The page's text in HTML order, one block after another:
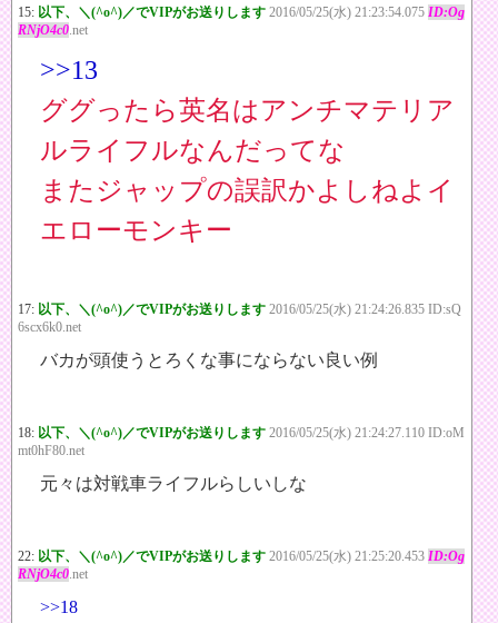
15: 以下、＼(^o^)／でVIPがお送りします 2016/05/25(水) 21:23:54.075 ID:Og
RNjO4c0.net
>>13
ググったら英名はアンチマテリア
ルライフルなんだってな
またジャップの誤訳かよしねよイ
エローモンキー
17: 以下、＼(^o^)／でVIPがお送りします 2016/05/25(水) 21:24:26.835 ID:sQ
6scx6k0.net
バカが頭使うとろくな事にならない良い例
18: 以下、＼(^o^)／でVIPがお送りします 2016/05/25(水) 21:24:27.110 ID:oM
mt0hF80.net
元々は対戦車ライフルらしいしな
22: 以下、＼(^o^)／でVIPがお送りします 2016/05/25(水) 21:25:20.453 ID:Og
RNjO4c0.net
>>18